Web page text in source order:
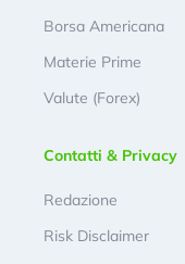
Borsa Americana
Materie Prime
Valute (Forex)
Contatti & Privacy
Redazione
Risk Disclaimer